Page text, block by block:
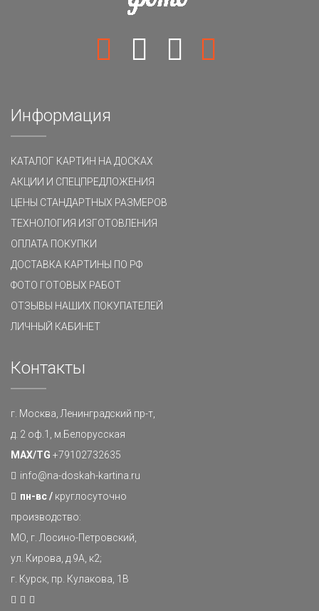
Информация
КАТАЛОГ КАРТИН НА ДОСКАХ
АКЦИИ И СПЕЦПРЕДЛОЖЕНИЯ
ЦЕНЫ СТАНДАРТНЫХ РАЗМЕРОВ
ТЕХНОЛОГИЯ ИЗГОТОВЛЕНИЯ
ОПЛАТА ПОКУПКИ
ДОСТАВКА КАРТИНЫ ПО РФ
ФОТО ГОТОВЫХ РАБОТ
ОТЗЫВЫ НАШИХ ПОКУПАТЕЛЕЙ
ЛИЧНЫЙ КАБИНЕТ
Контакты
г. Москва, Ленинградский пр-т,
д. 2 оф.1, м.Белорусская
MAX/TG +79102732635
info@na-doskah-kartina.ru
пн-вс / круглосуточно
производство:
МО, г. Лосино-Петровский,
ул. Кирова, д.9А, к2;
г. Курск, пр. Кулакова, 1В